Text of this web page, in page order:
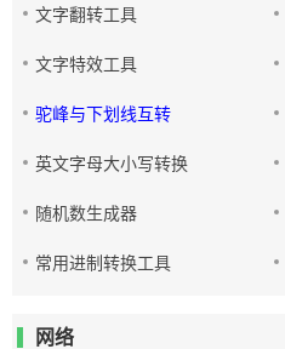
文字翻转工具
文字特效工具
驼峰与下划线互转
英文字母大小写转换
随机数生成器
常用进制转换工具
网络